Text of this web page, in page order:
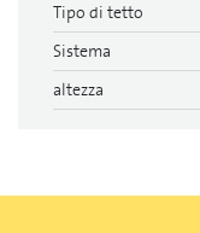
Tipo di tetto
Sistema
altezza